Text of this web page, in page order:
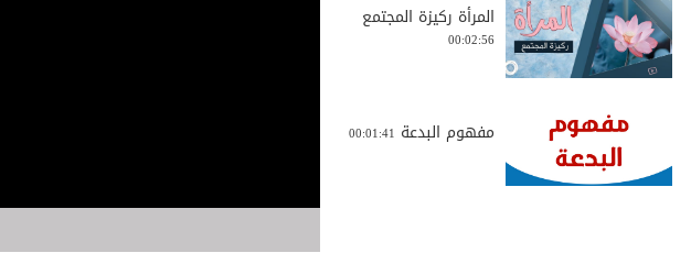
المرأة ركيزة المجتمع
00:02:56
مفهوم البدعة 00:01:41